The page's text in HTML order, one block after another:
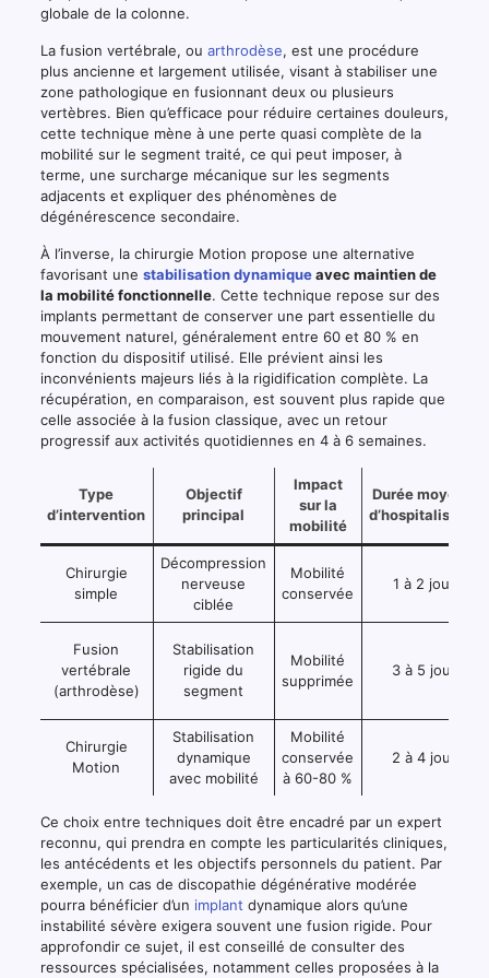
globale de la colonne.
La fusion vertébrale, ou arthrodèse, est une procédure
plus ancienne et largement utilisée, visant à stabiliser une
zone pathologique en fusionnant deux ou plusieurs
vertèbres. Bien qu’efficace pour réduire certaines douleurs,
cette technique mène à une perte quasi complète de la
mobilité sur le segment traité, ce qui peut imposer, à
terme, une surcharge mécanique sur les segments
adjacents et expliquer des phénomènes de
dégénérescence secondaire.
À l’inverse, la chirurgie Motion propose une alternative
favorisant une stabilisation dynamiqueavec maintien de
la mobilité fonctionnelle. Cette technique repose sur des
implants permettant de conserver une part essentielle du
mouvement naturel, généralement entre 60 et 80 % en
fonction du dispositif utilisé. Elle prévient ainsi les
inconvénients majeurs liés à la rigidification complète. La
récupération, en comparaison, est souvent plus rapide que
celle associée à la fusion classique, avec un retour
progressif aux activités quotidiennes en 4 à 6 semaines.
Type
d’intervention
Objectif
principal
Impact
sur la
mobilité
Durée moyenne
d’hospitalisation
Chirurgie
simple
Décompression
nerveuse
ciblée
Mobilité
conservée
1 à 2 jours
Fusion
vertébrale
(arthrodèse)
Stabilisation
rigide du
segment
Mobilité
supprimée
3 à 5 jours
Chirurgie
Motion
Stabilisation
dynamique
avec mobilité
Mobilité
conservée
à 60-80 %
2 à 4 jours
Ce choix entre techniques doit être encadré par un expert
reconnu, qui prendra en compte les particularités cliniques,
les antécédents et les objectifs personnels du patient. Par
exemple, un cas de discopathie dégénérative modérée
pourra bénéficier d’un implant dynamique alors qu’une
instabilité sévère exigera souvent une fusion rigide. Pour
approfondir ce sujet, il est conseillé de consulter des
ressources spécialisées, notamment celles proposées à la